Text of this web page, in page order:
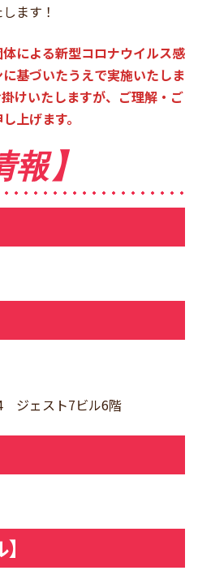
ます！
による新型コロナウイルス感
基づいたうえで実施いたしま
けいたしますが、ご理解・ご
上げます。
報】
ジェスト7ビル6階